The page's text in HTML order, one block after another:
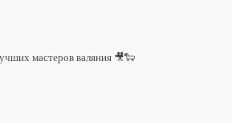
мастеров валяния 🎥🐑